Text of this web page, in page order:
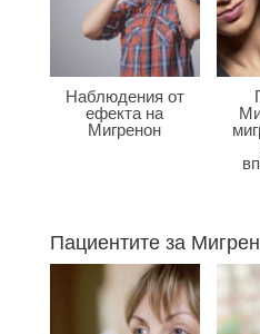
Наблюдения от
ефекта на
Мигренон
Пациентите за